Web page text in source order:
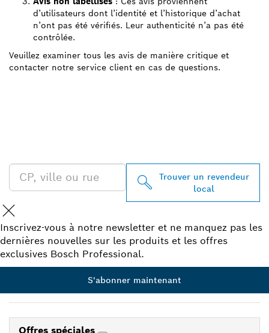
d’utilisateurs dont l’identité et l’historique d’achat
n’ont pas été vérifiés. Leur authenticité n’a pas été
contrôlée.
Veuillez examiner tous les avis de manière critique et
contacter notre service client en cas de questions.
Trouver un revendeur
local
Inscrivez-vous à notre newsletter et ne manquez pas les
dernières nouvelles sur les produits et les offres
exclusives Bosch Professional.
S'abonner maintenant
Offres spéciales